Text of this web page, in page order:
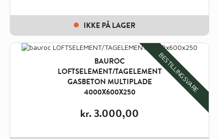
IKKE PÅ LAGER
BESTILLINGSVARE
BAUROC
LOFTSELEMENT/TAGELEMENT
GASBETON MULTIPLADE
4000X600X250
kr.3.000,00